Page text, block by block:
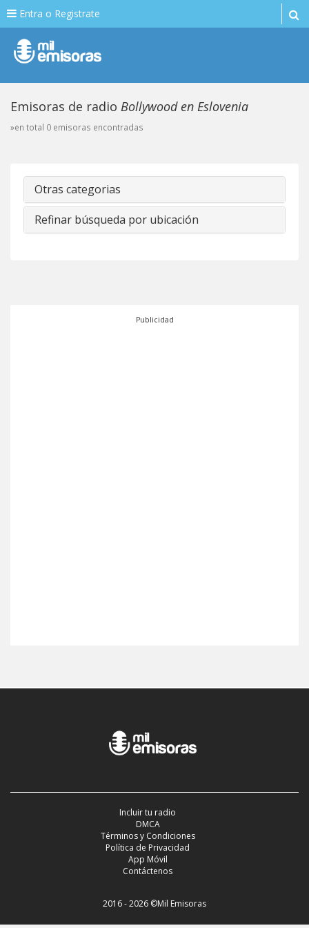
Entra o Registrate
Emisoras de radio Bollywood en Eslovenia
»en total 0 emisoras encontradas
Otras categorias
Refinar búsqueda por ubicación
Publicidad
Incluir tu radio
DMCA
Términos y Condiciones
Política de Privacidad
App Móvil
Contáctenos
2016 - 2026 ©Mil Emisoras